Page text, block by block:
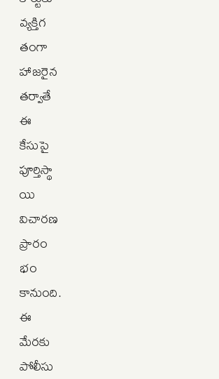
వ్యక్తిగ
తంగా
హాజరైన
తర్వాతే
ఈ
కేసుపై
పూర్తిస్థా
యి
విచారణ
ప్రారం
భం
కానుంది.
ఈ
మేరకు
పోలీసు